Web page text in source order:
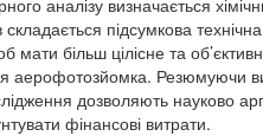
аналізу визначається
складається підсумкова
мати більш цілісне та
аерофотозйомка.
дозволяють науково
фінансові витрати.